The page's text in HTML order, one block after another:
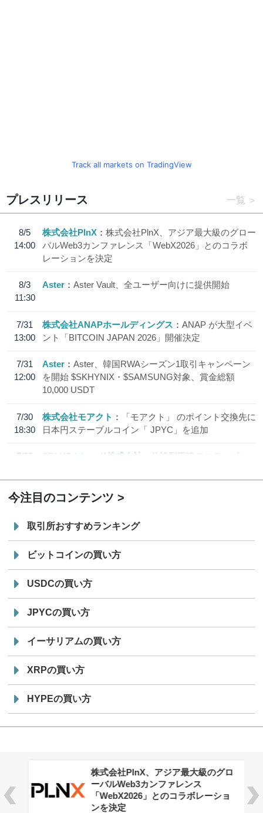
Track all markets on TradingView
プレスリリース 一覧
8/5
14:00
株式会社PlnX
株式会社PlnX、アジア最大級のグロー
バルWeb3カンファレンス「WebX2026」とのコラボ
レーションを決定
8/3
11:30
Aster Aster Vault、全ユーザー向けに提供開始
7/31
13:00
株式会社ANAPホールディングス
ANAP が大型イベ
ント「BITCOIN JAPAN 2026」開催決定
7/31
12:00
Aster
Aster、韓国RWAシーズン1取引キャンペーン
を開始 $SKHYNIX・$SAMSUNG対象、賞金総額
10,000 USDT
7/30
18:30
株式会社モアクト
「モアクト」 のポイント交換先に
日本円ステーブルコイン「 JPYC」を追加
7/29
SBI VCトレード株式会社
信託型円建てステーブル
今注目のコンテンツ
取引所おすすめランキング
ビットコインの買い方
USDCの買い方
JPYCの買い方
イーサリアムの買い方
XRPの買い方
HYPEの買い方
株式会社PlnX、アジア最大級のグロ
ーバルWeb3カンファレンス
「WebX2026」とのコラボレーショ
ンを決定